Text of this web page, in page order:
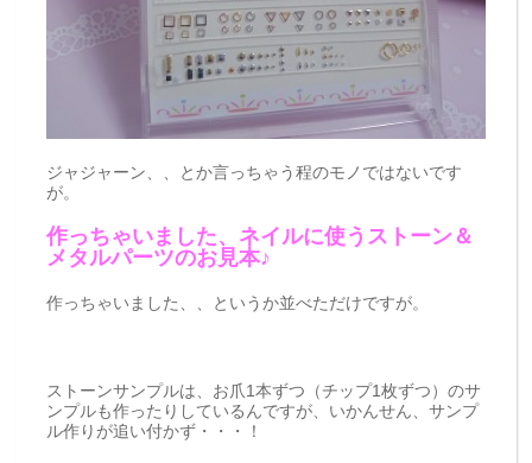
ジャジャーン、、とか言っちゃう程のモノではないです
が。
作っちゃいました、ネイルに使うストーン＆
メタルパーツのお見本♪
作っちゃいました、、というか並べただけですが。
ストーンサンプルは、お爪1本ずつ（チップ1枚ずつ）のサ
ンプルも作ったりしているんですが、いかんせん、サンプ
ル作りが追い付かず・・・！